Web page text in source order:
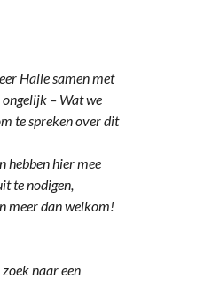
Halle samen met
– Wat we
te spreken over dit
hebben hier mee
te nodigen,
meer dan welkom!
naar een